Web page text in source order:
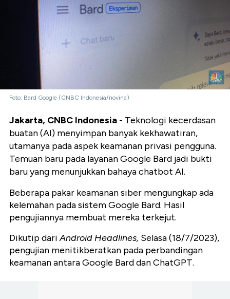
Foto: Bard Google (CNBC Indonesia/novina)
Jakarta, CNBC Indonesia - Teknologi kecerdasan
buatan (AI) menyimpan banyak kekhawatiran,
utamanya pada aspek keamanan privasi pengguna.
Temuan baru pada layanan Google Bard jadi bukti
baru yang menunjukkan bahaya chatbot AI.
Beberapa pakar keamanan siber mengungkap ada
kelemahan pada sistem Google Bard. Hasil
pengujiannya membuat mereka terkejut.
Dikutip dariAndroid Headlines, Selasa (18/7/2023),
pengujian menitikberatkan pada perbandingan
keamanan antara Google Bard dan ChatGPT.